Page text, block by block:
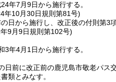
年7月9日から施行する。
年10月30日規則第81号)
日から施行し、改正後の付則第3
9月9日規則第102号)
3年4月1日から施行する。
日前に改正前の鹿児島市敬老パ
類とみなす。